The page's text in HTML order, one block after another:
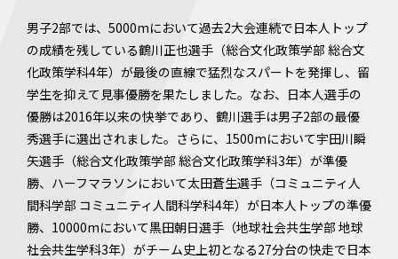
男子2部では、5000mにおいて過去2大会連続で日本人トップ
の成績を残している鶴川正也選手（総合文化政策学部 総合文
化政策学科4年）が最後の直線で猛烈なスパートを発揮し、留
学生を抑えて見事優勝を果たしました。なお、日本人選手の
優勝は2016年以来の快挙であり、鶴川選手は男子2部の最優
秀選手に選出されました。さらに、1500mにおいて宇田川瞬
矢選手（総合文化政策学部 総合文化政策学科3年）が準優
勝、ハーフマラソンにおいて太田蒼生選手（コミュニティ人
間科学部 コミュニティ人間科学科4年）が日本人トップの準優
勝、10000mにおいて黒田朝日選手（地球社会共生学部 地球
社会共生学科3年）がチーム史上初となる27分台の快走で日本